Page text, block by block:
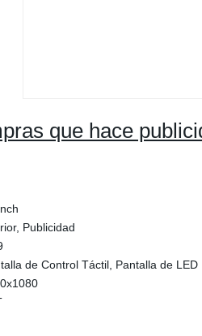
que hace
Publicidad
de Control Táctil, Pantalla de